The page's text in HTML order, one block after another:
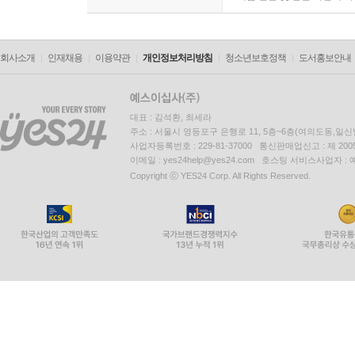
회사소개 인재채용 이용약관 개인정보처리방침 청소년보호정책 도서홍보안내
대표 : 김석환, 최세라
주소 : 서울시 영등포구 은행로 11, 5층~6층(여의도동,일신
사업자등록번호 : 229-81-37000 통신판매업신고 : 제
이메일 : yes24help@yes24.com 호스팅 서비스사업자 :
Copyright ⓒ YES24 Corp. All Rights Reserved.